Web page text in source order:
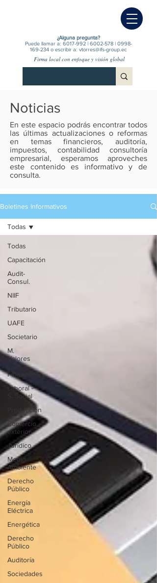
¿Alguna pregunta?
Puede llamar a: 6017-992| 6002-578| 0998-
169-234 o escribir a: vtorres@ifs-group.ec
Firma local con enfoque y visión global
Noticias
En este espacio podrás encontrar todos
las últimas actualizaciones o reformas
en temas financieros, auditoría,
impuestos, contabilidad consultoría
empresarial, esperamos aproveches
este contenido es informativo y de
consulta.
Boletines Informativos
Todas
Capacitación
Audit-
Consul.
NIIF
Tributario
UAFE
Societario
M.
Valores
Financiero
Laboral -
S. Social
Producción
Comercio
exterior
Jurídico
Medio
Ambiente
Derecho
Público
Energía
Eléctrica
Energética
Derecho
Público
Auditoría
Sociedades
Todas